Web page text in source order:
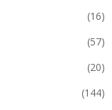
(16)
(57)
(20)
(144)